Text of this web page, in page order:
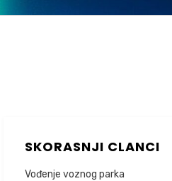
SKORASNJI CLANCI
Vođenje voznog parka